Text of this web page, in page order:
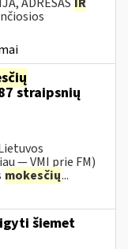
straipsnių
— VMI prie FM)
mokesčių...
šiemet